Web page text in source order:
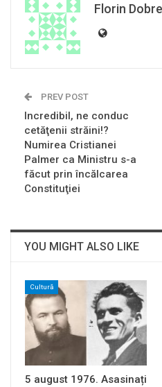
Florin
PREV POST
Incredibil, ne conduc
cetăţenii străini!?
Numirea Cristianei
Palmer ca Ministru s-a
făcut prin încălcarea
Constituţiei
YOU MIGHT ALSO LIKE
Cultură
5 august 1976. Asasinați